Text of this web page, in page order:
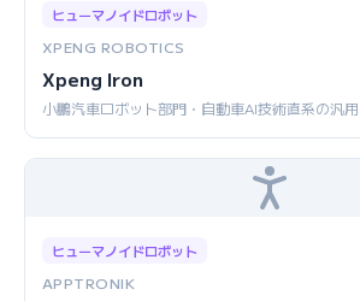
ヒューマノイドロボット
XPENG ROBOTICS
Xpeng Iron
小鵬汽車ロボット部門・自動車AI技術直系の汎
ヒューマノイドロボット
APPTRONIK